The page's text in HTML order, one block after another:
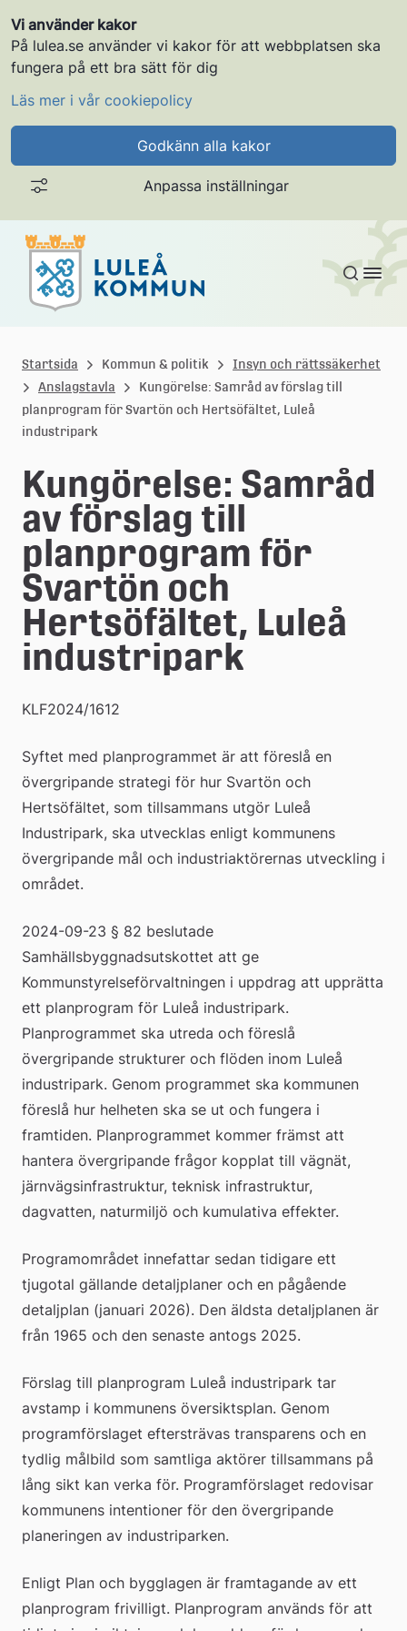
Vi använder kakor
På lulea.se använder vi kakor för att webbplatsen ska
fungera på ett bra sätt för dig
Läs mer i vår cookiepolicy
Godkänn alla kakor
Anpassa inställningar
Gå till innehållet
u
l
e
å
k
o
m
m
u
n
Startsida Kommun & politik
Insyn och rättssäkerhet
Anslagstavla
Kungörelse: Samråd av förslag till
planprogram för Svartön och Hertsöfältet, Luleå
industripark
Kungörelse: Samråd
av förslag till
planprogram för
Svartön och
Hertsöfältet, Luleå
industripark
KLF2024/1612
Syftet med planprogrammet är att föreslå en
övergripande strategi för hur Svartön och
Hertsöfältet, som tillsammans utgör Luleå
Industripark, ska utvecklas enligt kommunens
övergripande mål och industriaktörernas utveckling i
området.
2024-09-23 § 82 beslutade
Samhällsbyggnadsutskottet att ge
Kommunstyrelseförvaltningen i uppdrag att upprätta
ett planprogram för Luleå industripark.
Planprogrammet ska utreda och föreslå
övergripande strukturer och flöden inom Luleå
industripark. Genom programmet ska kommunen
föreslå hur helheten ska se ut och fungera i
framtiden. Planprogrammet kommer främst att
hantera övergripande frågor kopplat till vägnät,
järnvägsinfrastruktur, teknisk infrastruktur,
dagvatten, naturmiljö och kumulativa effekter.
Programområdet innefattar sedan tidigare ett
tjugotal gällande detaljplaner och en pågående
detaljplan (januari 2026). Den äldsta detaljplanen är
från 1965 och den senaste antogs 2025.
Förslag till planprogram Luleå industripark tar
avstamp i kommunens översiktsplan. Genom
programförslaget eftersträvas transparens och en
tydlig målbild som samtliga aktörer tillsammans på
lång sikt kan verka för. Programförslaget redovisar
kommunens intentioner för den övergripande
planeringen av industriparken.
Enligt Plan och bygglagen är framtagande av ett
planprogram frivilligt. Planprogram används för att